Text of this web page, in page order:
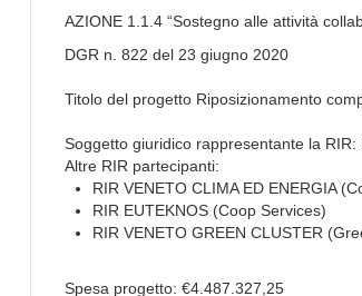
AZIONE 1.1.4 “Sostegno alle attività
DGR n. 822 del 23 giugno 2020
Titolo del progetto Riposizionamento
Soggetto giuridico rappresentante la
Altre RIR partecipanti:
RIR VENETO CLIMA ED ENERGIA
RIR EUTEKNOS (Coop Services)
RIR VENETO GREEN CLUSTER
Spesa progetto: €4.487.327,25